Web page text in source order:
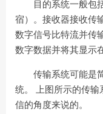
目的系统一般包
宿）。接收器接收传
数字信号比特流并传
数字数据并将其显示
传输系统可能是
统。
上图所示的传
信的角度来说的。